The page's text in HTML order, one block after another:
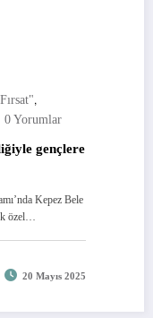
Fırsat",
0 Yorumlar
gençlere
Kepez Bele
özel…
20 Mayıs 2025